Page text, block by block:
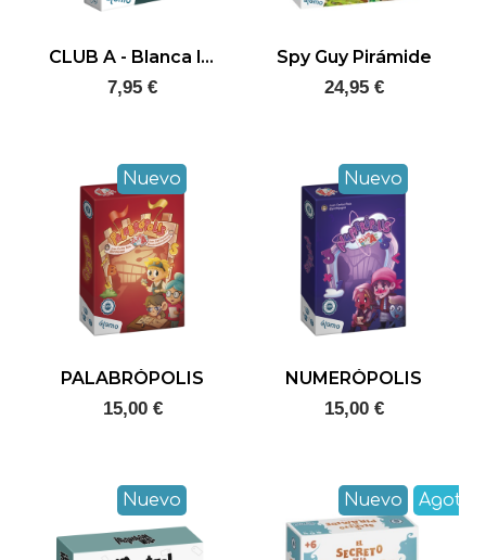
CLUB A - Blanca la brujita
7,95 €
Spy Guy Pirámide
24,95 €
PALABRÓPOLIS
15,00 €
Nuevo
NUMERÓPOLIS
15,00 €
Nuevo
Nuevo Nuevo